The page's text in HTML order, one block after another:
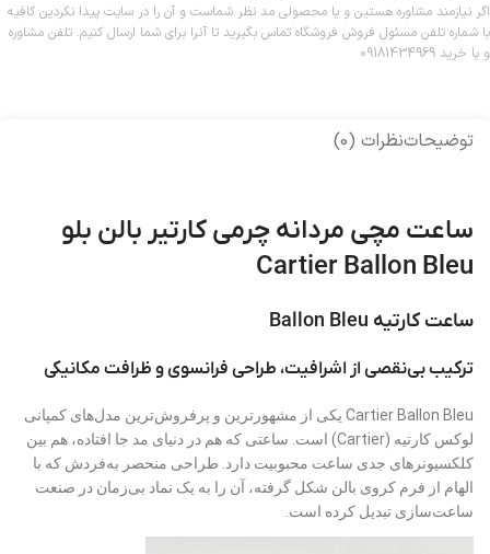
اگر نیازمند مشاوره هستین و یا محصولی مد نظر شماست و آن را در سایت پیدا نکردین کافیه
با شماره تلفن مسئول فروش فروشگاه تماس بگیرید تا آنرا برای شما ارسال کنیم. تلفن مشاوره
و یا خرید 09181434969
توضیحاتنظرات (0)
ساعت مچی مردانه چرمی کارتیر بالن بلو
Cartier Ballon Bleu
ساعت کارتیه Ballon Bleu
ترکیب بی‌نقصی از اشرافیت، طراحی فرانسوی و ظرافت مکانیکی
Cartier Ballon Bleu یکی از مشهورترین و پرفروش‌ترین مدل‌های کمپانی
لوکس کارتیه (Cartier) است. ساعتی که هم در دنیای مد جا افتاده، هم بین
کلکسیونرهای جدی ساعت محبوبیت دارد. طراحی منحصر به‌فردش که با
الهام از فرم کروی بالن شکل گرفته، آن را به یک نماد بی‌زمان در صنعت
ساعت‌سازی تبدیل کرده است.